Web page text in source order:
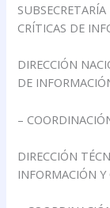
CRÍTICAS DE
DIRECCIÓN
DE
–
DIRECCIÓN
INFORMACIÓN Y